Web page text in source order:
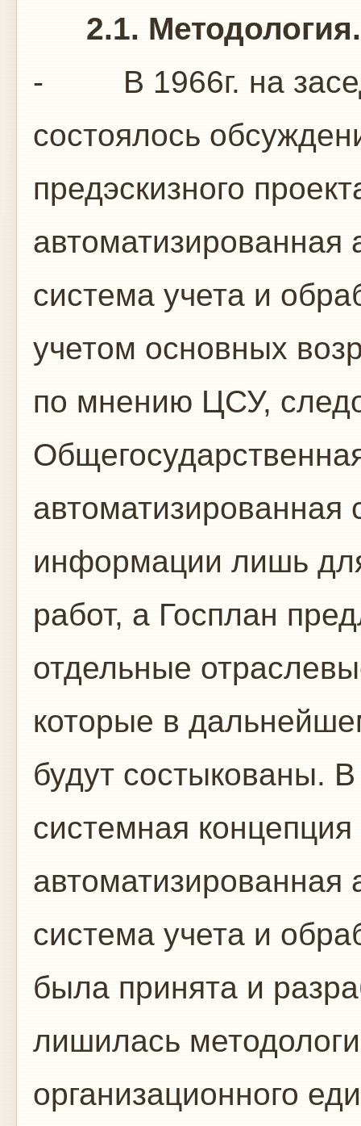
2.1. Методология.
- В 1966г. на
состоялось
предэскизного
автоматизированная
система учета и
учетом основных
по мнению ЦСУ,
автоматизированная
информации лишь
работ, а Госплан
отдельные
которые в
будут состыкованы.
системная
автоматизированная
система учета и
была принята и
лишилась
организационного